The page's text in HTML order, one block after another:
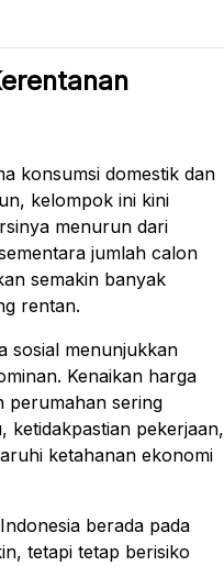
konsumsi domestik dan
kelompok ini kini
menurun dari
jumlah calon
semakin banyak
rentan.
sosial menunjukkan
Kenaikan harga
perumahan sering
ketidakpastian pekerjaan,
ketahanan ekonomi
berada pada
tetapi tetap berisiko